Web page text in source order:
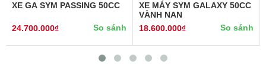
XE GA SYM PASSING 50CC
24.700.000₫ So sánh
XE MÁY SYM GALAXY 50CC
VÀNH NAN
18.600.000₫
So sánh